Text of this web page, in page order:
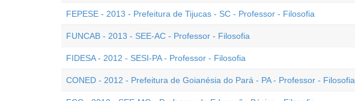
FEPESE - 2013 - Prefeitura de Tijucas - SC - Professor - Filosofia
FUNCAB - 2013 - SEE-AC - Professor - Filosofia
FIDESA - 2012 - SESI-PA - Professor - Filosofia
CONED - 2012 - Prefeitura de Goianésia do Pará - PA - Professor - Filosofia